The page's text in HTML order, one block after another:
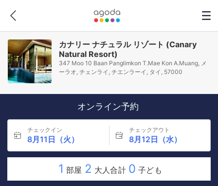
カナリー ナチュラル リゾート (Canary
Natural Resort)
347 Moo 10 Baan Panglimkon T.Mae Kon A.Muang, メ
ーラオ, チェンライ, チエンラーイ, タイ, 57000
オンライン予約
チェックイン
8月11日（火）
チェックアウト
8月12日（水）
1 部屋 2 大人合計 0 子ども